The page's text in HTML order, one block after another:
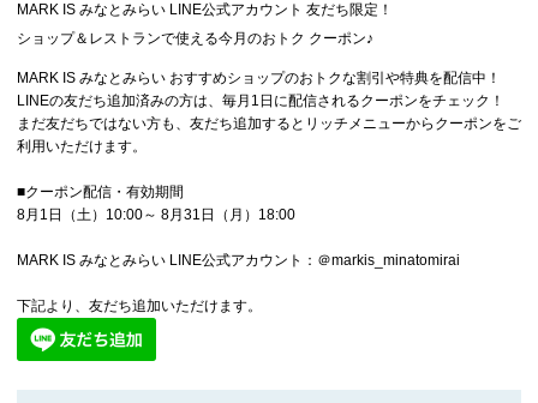
MARK IS みなとみらい LINE公式アカウント 友だち限定！
ショップ＆レストランで使える今月のおトク クーポン♪
MARK IS みなとみらい おすすめショップのおトクな割引や特典を配信中！
LINEの友だち追加済みの方は、毎月1日に配信されるクーポンをチェック！
まだ友だちではない方も、友だち追加するとリッチメニューからクーポンをご
利用いただけます。
■クーポン配信・有効期間
8月1日（土）10:00～ 8月31日（月）18:00
MARK IS みなとみらい LINE公式アカウント：＠markis_minatomirai
下記より、友だち追加いただけます。